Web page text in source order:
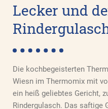
Lecker und
Die kochbegeisterten
Wiesn im Thermomix mit
ein heiß geliebtes Gericht,
Rindergulasch. Das saftige